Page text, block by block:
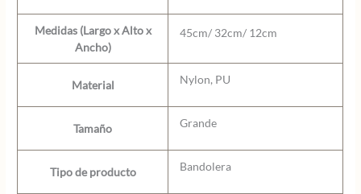
Medidas (Largo x Alto x
Ancho)
45cm/ 32cm/ 12cm
Material Nylon, PU
Tamaño Grande
Tipo de producto Bandolera